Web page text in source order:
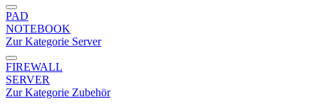
PAD
NOTEBOOK
Zur Kategorie Server
FIREWALL
SERVER
Zur Kategorie Zubehör